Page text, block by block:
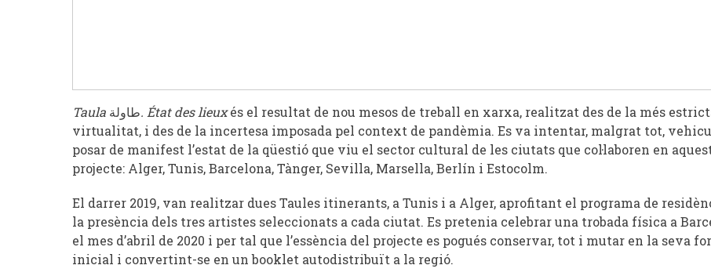
Taula طاولة. État des lieuxés el resultat de nou mesos de treball en xarxa, realitzat des de la més
virtualitat, i des de la incertesa imposada pel context de pandèmia. Es va intentar, malgrat tot,
posar de manifest l’estat de la qüestió que viu el sector cultural de les ciutats que col·laboren en
projecte: Alger, Tunis, Barcelona, Tànger, Sevilla, Marsella, Berlín i Estocolm.
El darrer 2019, van realitzar dues Taules itinerants, a Tunis i a Alger, aprofitant el programa de
la presència dels tres artistes seleccionats a cada ciutat. Es pretenia celebrar una trobada física a
el mes d’abril de 2020 i per tal que l’essència del projecte es pogués conservar, tot i mutar en la seva
inicial i convertint-se en un booklet autodistribuït a la regió.